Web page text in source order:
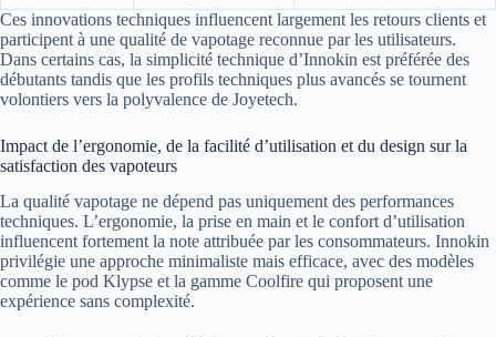
Ces innovations techniques influencent largement les retours clients et
participent à une qualité de vapotage reconnue par les utilisateurs.
Dans certains cas, la simplicité technique d’Innokin est préférée des
débutants tandis que les profils techniques plus avancés se tournent
volontiers vers la polyvalence de Joyetech.
Impact de l’ergonomie, de la facilité d’utilisation et du design sur la
satisfaction des vapoteurs
La qualité vapotage ne dépend pas uniquement des performances
techniques. L’ergonomie, la prise en main et le confort d’utilisation
influencent fortement la note attribuée par les consommateurs. Innokin
privilégie une approche minimaliste mais efficace, avec des modèles
comme le pod Klypse et la gamme Coolfire qui proposent une
expérience sans complexité.